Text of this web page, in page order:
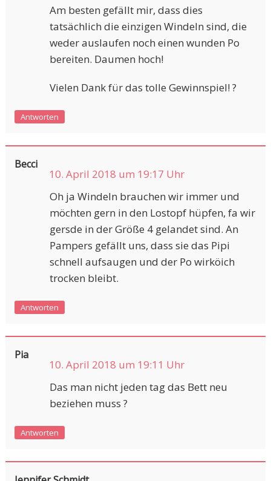
Am besten gefällt mir, dass dies
tatsächlich die einzigen Windeln sind, die
weder auslaufen noch einen wunden Po
bereiten. Daumen hoch!
Vielen Dank für das tolle Gewinnspiel! ?
Antworten
Becci
10. April 2018 um 19:17 Uhr
Oh ja Windeln brauchen wir immer und
möchten gern in den Lostopf hüpfen, fa wir
gersde in der Größe 4 gelandet sind. An
Pampers gefällt uns, dass sie das Pipi
schnell aufsaugen und der Po wirköich
trocken bleibt.
Antworten
Pia
10. April 2018 um 19:11 Uhr
Das man nicht jeden tag das Bett neu
beziehen muss ?
Antworten